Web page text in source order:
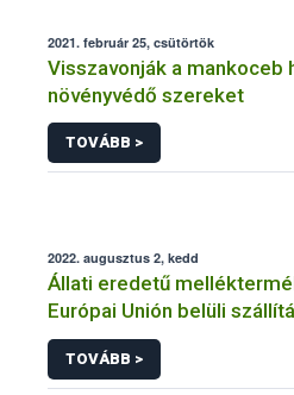
2021. február 25, csütörtök
Visszavonják a mankoceb
növényvédő szereket
TOVÁBB >
2022. augusztus 2, kedd
Állati eredetű
Európai Unión belüli
követelmények
TOVÁBB >